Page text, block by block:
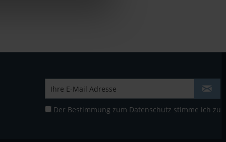
Der Bestimmung zum Datenschutz stimme ich zu